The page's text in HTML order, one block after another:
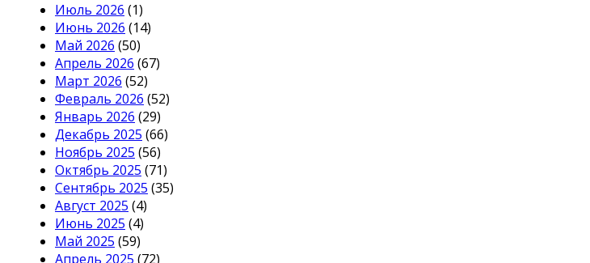
Июль 2026 (1)
Июнь 2026 (14)
Май 2026 (50)
Апрель 2026 (67)
Март 2026 (52)
Февраль 2026 (52)
Январь 2026 (29)
Декабрь 2025 (66)
Ноябрь 2025 (56)
Октябрь 2025 (71)
Сентябрь 2025 (35)
Август 2025 (4)
Июнь 2025 (4)
Май 2025 (59)
Апрель 2025 (72)